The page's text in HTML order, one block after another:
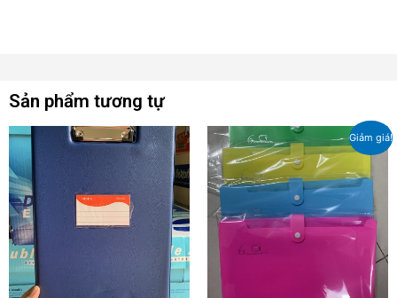
Sản phẩm tương tự
Giảm giá!
Sản
phẩm
này
có
nhiều
biến
tùy